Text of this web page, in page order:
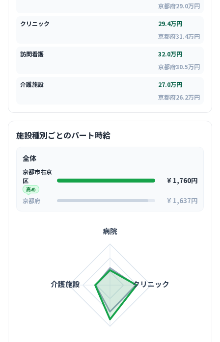
京都府29.0万円
クリニック
29.4万円
京都府31.4万円
訪問看護
32.0万円
京都府30.5万円
介護施設
27.0万円
京都府26.2万円
施設種別ごとのパート時給
全体
京都市右京
区
高め
¥ 1,760円
京都府 ¥ 1,637円
病院
クリニック
介護施設